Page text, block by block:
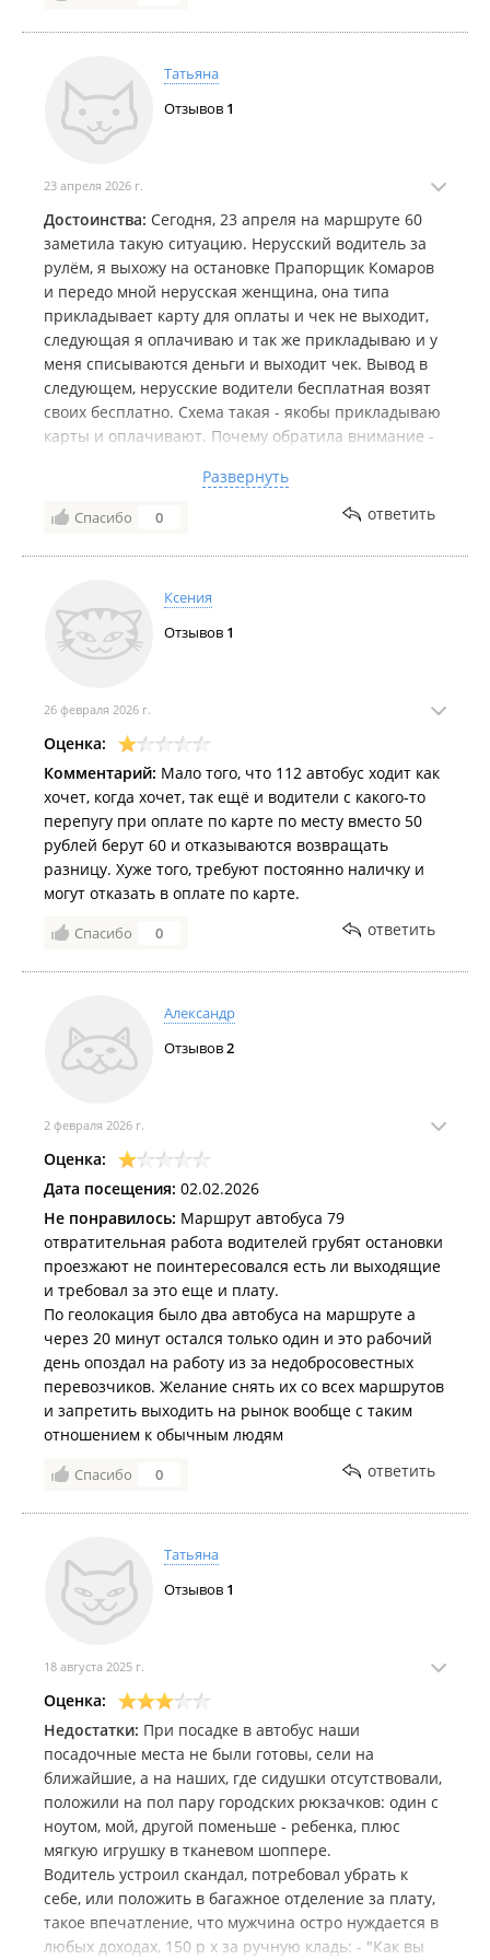
действий, он демонстрирует игнорирование
ответ на устные просьбы заявляет о намерении
продолжать стоянку по собственному усмотрению.
Подобное поведение является недопустимым и
противоречит нормам корпоративной этики.
Убедительно просим Вас провести внутреннюю
проверку по данному факту, принять
соответствующие меры дисциплинарного
воздействия в отношении указанного водителя и
обеспечить строгое соблюдение им правил
дорожного движения и стандартов
профессионального поведения
Татьяна
Отзывов 1
23 апреля 2026 г.
Достоинства: Сегодня, 23 апреля на маршруте 60
заметила такую ситуацию. Нерусский водитель за
рулём, я выхожу на остановке Прапорщик Комаров
и передо мной нерусская женщина, она типа
прикладывает карту для оплаты и чек не выходит,
следующая я оплачиваю и так же прикладываю и у
меня списываются деньги и выходит чек. Вывод в
следующем, нерусские водители бесплатная возят
своих бесплатно. Схема такая - якобы прикладываю
карты и оплачивают. Почему обратила внимание -
и видела такую же схему, но думала, что показалось.
Теперь точно убедилась. Делают вид, что
прикладывают карту, чтобы тот , кто следующий
оплачивает ничего не заподозрил. Но емли
Развернуть
Спасибо 0 ответить
Ксения
Отзывов 1
26 февраля 2026 г.
Оценка:
Комментарий: Мало того, что 112 автобус ходит как
хочет, когда хочет, так ещё и водители с какого-то
перепугу при оплате по карте по месту вместо 50
рублей берут 60 и отказываются возвращать
разницу. Хуже того, требуют постоянно наличку и
могут отказать в оплате по карте.
Спасибо 0 ответить
Александр
Отзывов2
2 февраля 2026 г.
Оценка:
Дата посещения: 02.02.2026
Не понравилось: Маршрут автобуса 79
отвратительная работа водителей грубят остановки
проезжают не поинтересовался есть ли выходящие
и требовал за это еще и плату.
По геолокация было два автобуса на маршруте а
через 20 минут остался только один и это рабочий
день опоздал на работу из за недобросовестных
перевозчиков. Желание снять их со всех маршрутов
и запретить выходить на рынок вообще с таким
отношением к обычным людям
Спасибо 0 ответить
Татьяна
Отзывов 1
18 августа 2025 г.
Оценка:
Недостатки: При посадке в автобус наши
посадочные места не были готовы, сели на
ближайшие, а на наших, где сидушки отсутствовали,
положили на пол пару городских рюкзачков: один с
ноутом, мой, другой поменьше - ребенка, плюс
мягкую игрушку в тканевом шоппере.
Водитель устроил скандал, потребовал убрать к
себе, или положить в багажное отделение за плату,
такое впечатление, что мужчина остро нуждается в
любых доходах, 150 р х за ручную кладь: - "Как вы